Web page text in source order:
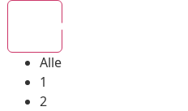
Alle
1
2